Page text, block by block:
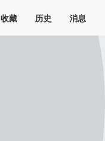
收藏 历史 消息